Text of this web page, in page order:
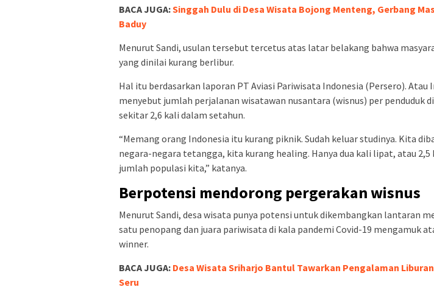
BACA JUGA:Singgah Dulu di Desa Wisata Bojong Menteng, Gerbang
Baduy
Menurut Sandi, usulan tersebut tercetus atas latar belakang bahwa
yang dinilai kurang berlibur.
Hal itu berdasarkan laporan PT Aviasi Pariwisata Indonesia (Persero). Atau
menyebut jumlah perjalanan wisatawan nusantara (wisnus) per penduduk
sekitar 2,6 kali dalam setahun.
“Memang orang Indonesia itu kurang piknik. Sudah keluar studinya. Kita
negara-negara tetangga, kita kurang healing. Hanya dua kali lipat, atau
jumlah populasi kita,” katanya.
Berpotensi mendorong pergerakan wisnus
Menurut Sandi, desa wisata punya potensi untuk dikembangkan lantaran
satu penopang dan juara pariwisata di kala pandemi Covid-19 mengamuk
winner.
BACA JUGA: Desa Wisata Sriharjo Bantul Tawarkan Pengalaman
Seru